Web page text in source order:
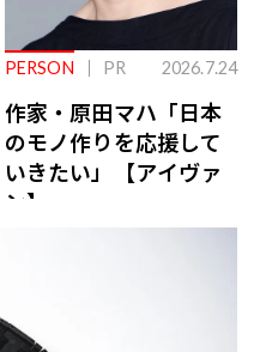
PERSON PR 2026.7.24
作家・原田マハ「日本
のモノ作りを応援して
いきたい」【アイヴァ
ン】